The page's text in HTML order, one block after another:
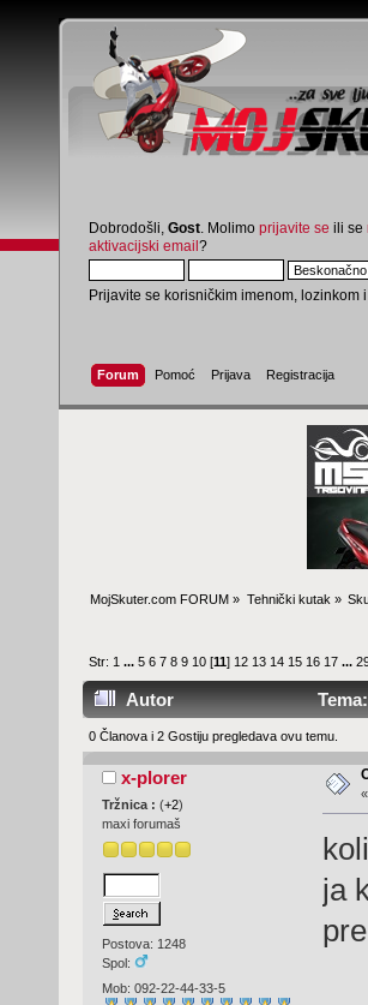
Dobrodošli, Gost . Molimo prijavite se ili se
aktivacijski email?
Prijavite se korisničkim imenom, lozinkom
Forum Pomoć Prijava Registracija
MojSkuter.com FORUM » Tehnički kutak »
Str: 1 ...5 6 7 8 9 10 [11] 12 13 14 15 16 17 ...
Autor
0 Članova i 2 Gostiju pregledava ovu temu.
x-plorer
Tržnica : (+2)
maxi forumaš
Postova: 1248
Spol:
Mob: 092-22-44-33-5
«
ja